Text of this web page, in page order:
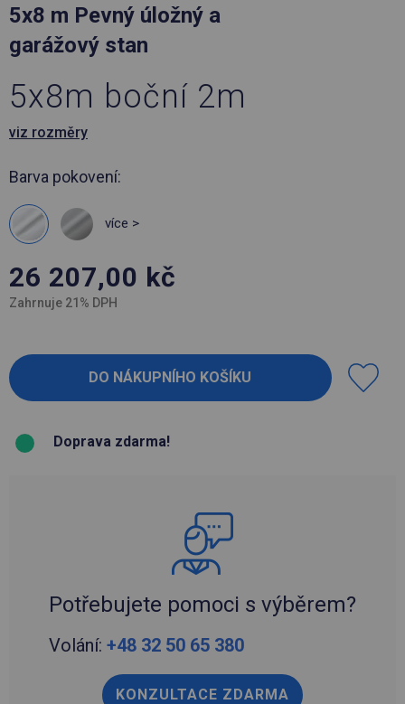
5x8 m Pevný úložný a
garážový stan
5x8m boční 2m
viz rozměry
Barva pokovení:
více >
26 207,00 kč
Zahrnuje 21% DPH
Doprava zdarma!
Potřebujete pomoci s výběrem?
Volání: +48 32 50 65 380
KONZULTACE ZDARMA